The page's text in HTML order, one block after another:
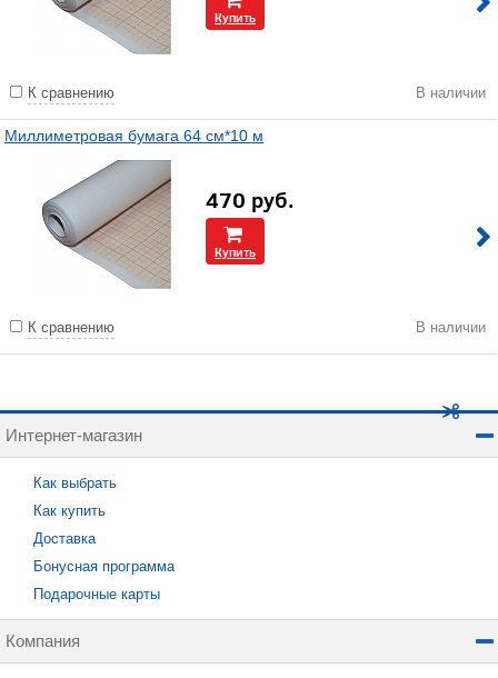
Купить
К сравнению В наличии
Миллиметровая бумага 64 см*10 м
470 руб.
Купить
К сравнению В наличии
Интернет-магазин
Как выбрать
Как купить
Доставка
Бонусная программа
Подарочные карты
Компания